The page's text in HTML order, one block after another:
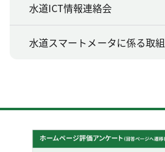
水道ICT情報連絡会
水道スマートメータに係る取組